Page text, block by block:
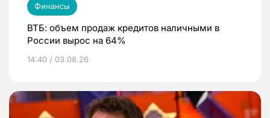
Финансы
ВТБ: объем продаж кредитов наличными в
России вырос на 64%
14:40 / 03.08.26